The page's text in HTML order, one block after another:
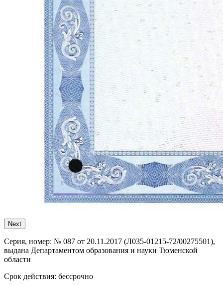
Next
Серия, номер: № 087 от 20.11.2017 (Л035-01215-72/00275501),
выдана Департаментом образования и науки Тюменской
области
Срок действия: бессрочно